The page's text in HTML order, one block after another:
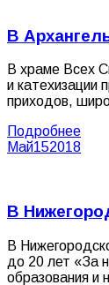
В
В храме Всех
и катехизации
приходов,
Подробнее
Май152018
В
В
до 20 лет «За
образования и